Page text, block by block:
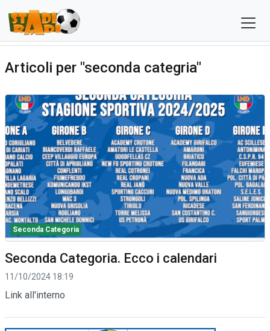
Articoli per "seconda categria"
Seconda Categoria
Seconda Categoria. Ecco i calendari
11/10/2024 18:19
Link all'interno